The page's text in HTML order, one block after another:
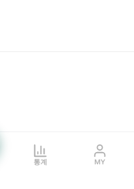
통계 MY